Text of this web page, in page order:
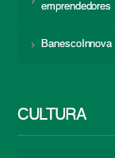
emprendedores
CULTURA